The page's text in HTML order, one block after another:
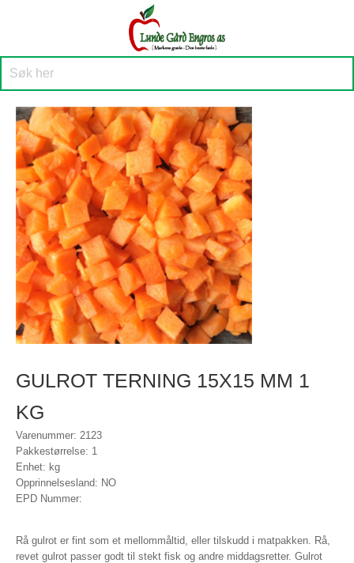
GULROT TERNING 15X15 MM 1
KG
Varenummer: 2123
Pakkestørrelse: 1
Enhet: kg
Opprinnelsesland: NO
EPD Nummer:
Rå gulrot er fint som et mellommåltid, eller tilskudd i matpakken. Rå,
revet gulrot passer godt til stekt fisk og andre middagsretter. Gulrot